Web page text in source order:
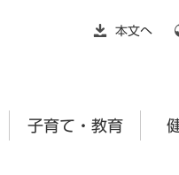
本文へ
子育て・教育